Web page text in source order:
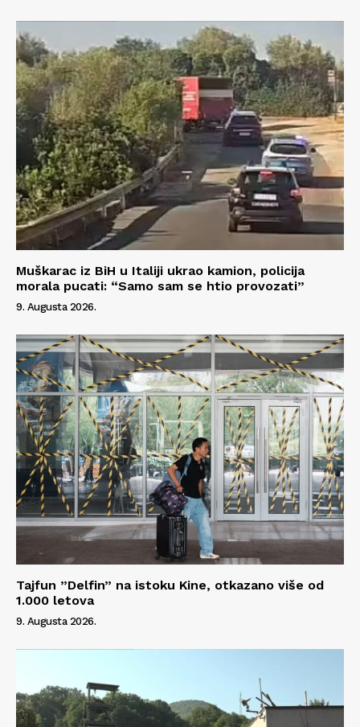
Muškarac iz BiH u Italiji ukrao kamion, policija
morala pucati: “Samo sam se htio provozati”
9. Augusta 2026.
Tajfun ”Delfin” na istoku Kine, otkazano više od
1.000 letova
9. Augusta 2026.